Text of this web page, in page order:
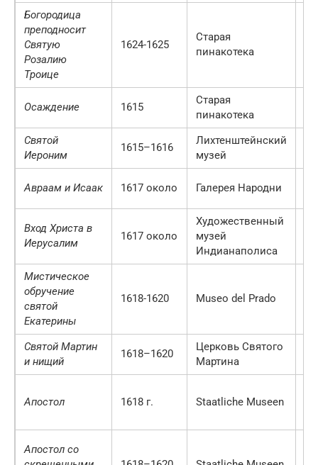
Богородица
преподносит
Святую
Розалию
Троице
1624-1625
Старая
пинакотека
Осаждение 1615
Старая
пинакотека
Святой
Иероним
1615–1616
Лихтенштейнский
музей
Авраам и Исаак 1617 около Галерея Народни
Вход Христа в
Иерусалим
1617 около
Художественный
музей
Индианаполиса
Мистическое
обручение
святой
Екатерины
1618-1620 Museo del Prado
Святой Мартин
и нищий
1618–1620
Церковь Святого
Мартина
Апостол 1618 г. Staatliche Museen
Апостол со